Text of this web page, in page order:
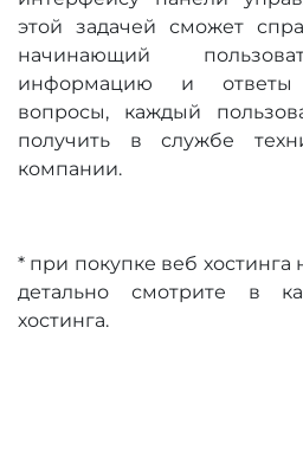
этой задачей сможет
начинающий
информацию и
вопросы, каждый
получить в службе
компании.
* при покупке веб хостинга
детально смотрите в
хостинга.